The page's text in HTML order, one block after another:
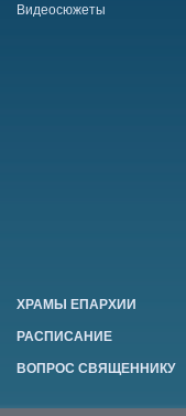
Видеосюжеты
ХРАМЫ ЕПАРХИИ
РАСПИСАНИЕ
ВОПРОС СВЯЩЕННИКУ